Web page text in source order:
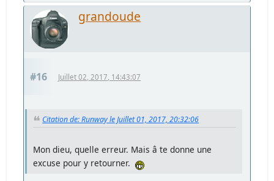
grandoude
#16 Juillet 02, 2017, 14:43:07
Citation de: Runway le Juillet 01, 2017, 20:32:06
Mon dieu, quelle erreur. Mais â te donne une
excuse pour y retourner.